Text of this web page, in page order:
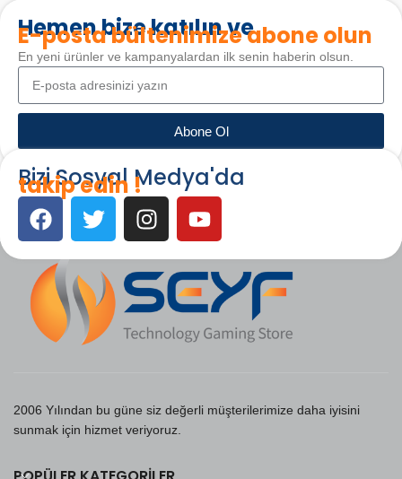
Hemen bize katılın ve
E-posta bültenimize abone olun
En yeni ürünler ve kampanyalardan ilk senin haberin olsun.
Abone Ol
Bizi Sosyal Medya'da
takip edin !
2006 Yılından bu güne siz değerli müşterilerimize daha iyisini
sunmak için hizmet veriyoruz.